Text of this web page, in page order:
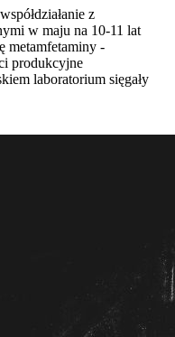
z
w maju na 10-11 lat
metamfetaminy -
produkcyjne
laboratorium sięgały